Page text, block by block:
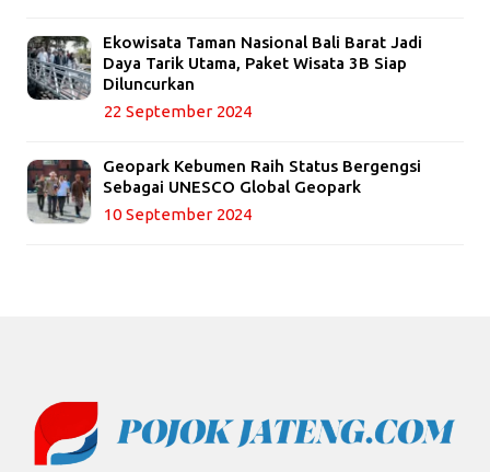
Ekowisata Taman Nasional Bali Barat Jadi
Daya Tarik Utama, Paket Wisata 3B Siap
Diluncurkan
22 September 2024
Geopark Kebumen Raih Status Bergengsi
Sebagai UNESCO Global Geopark
10 September 2024